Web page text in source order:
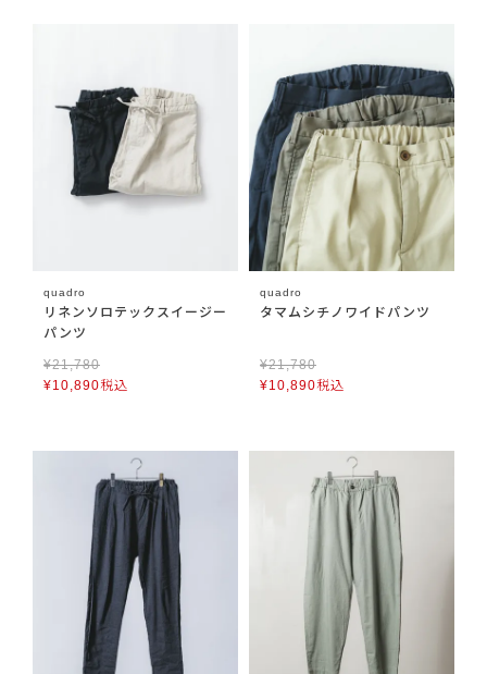
quadro
リネンソロテックスイージー
パンツ
¥21,780
¥10,890税込
quadro
タマムシチノワイドパンツ
¥21,780
¥10,890税込